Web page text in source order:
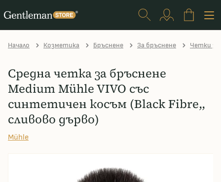
Начало Козметика Бръснене За бръснене Четки за
Средна четка за бръснене
Medium Mühle VIVO със
синтетичен косъм (Black Fibre,,
сливово дърво)
Mühle